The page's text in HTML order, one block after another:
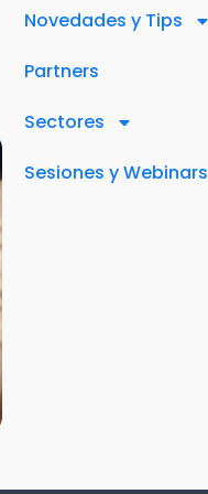
Novedades y Tips
Partners
Sectores
Sesiones y Webinars